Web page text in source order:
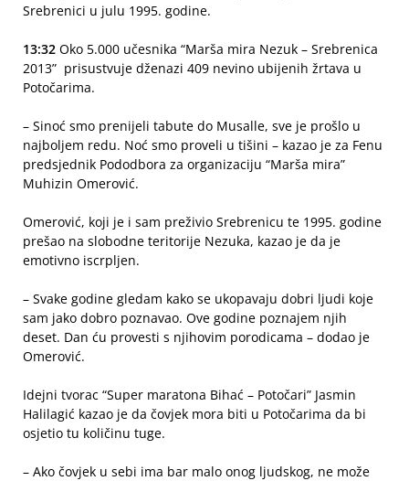
Srebrenici u julu 1995. godine.
13:32 Oko 5.000 učesnika “Marša mira Nezuk – Srebrenica
2013” prisustvuje dženazi 409 nevino ubijenih žrtava u
Potočarima.
– Sinoć smo prenijeli tabute do Musalle, sve je prošlo u
najboljem redu. Noć smo proveli u tišini – kazao je za Fenu
predsjednik Pododbora za organizaciju “Marša mira”
Muhizin Omerović.
Omerović, koji je i sam preživio Srebrenicu te 1995. godine
prešao na slobodne teritorije Nezuka, kazao je da je
emotivno iscrpljen.
– Svake godine gledam kako se ukopavaju dobri ljudi koje
sam jako dobro poznavao. Ove godine poznajem njih
deset. Dan ću provesti s njihovim porodicama – dodao je
Omerović.
Idejni tvorac “Super maratona Bihać – Potočari” Jasmin
Halilagić kazao je da čovjek mora biti u Potočarima da bi
osjetio tu količinu tuge.
– Ako čovjek u sebi ima bar malo onog ljudskog, ne može